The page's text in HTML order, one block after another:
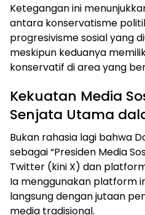
Ketegangan ini
antara konservatisme
progresivisme sosial yang
meskipun keduanya
konservatif di area yang
Kekuatan Media
Senjata Utama
Bukan rahasia lagi bahwa
sebagai “Presiden Media
Twitter (kini X) dan
Ia menggunakan platform
langsung dengan jutaan
media tradisional.